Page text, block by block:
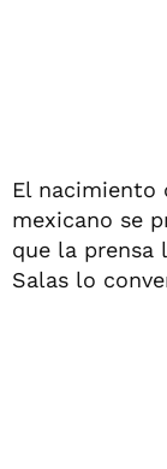
El nacimiento
mexicano se
que la prensa
Salas lo